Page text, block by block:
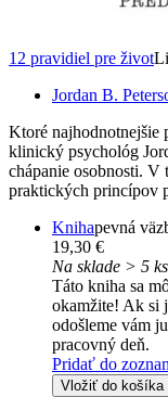
12 pravidiel pre život
Jordan B.
Ktoré najhodnotnejšie
klinický psychológ
chápanie osobnosti. V
praktických princípov
Knihapevná
19,30 €
Na sklade > 5 ks
Táto kniha sa
okamžite! Ak si
odošleme vám
pracovný deň.
Pridať do
Vložiť do košíka